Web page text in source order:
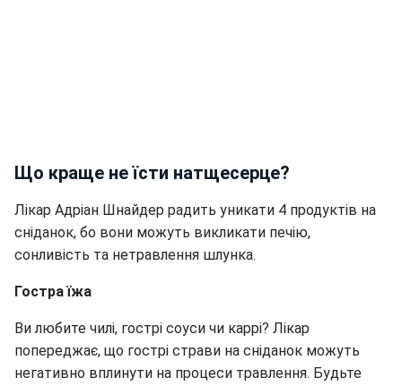
Що краще не їсти натщесерце?
Лікар Адріан Шнайдер радить уникати 4 продуктів на
сніданок, бо вони можуть викликати печію,
сонливість та нетравлення шлунка.
Гостра їжа
Ви любите чилі, гострі соуси чи каррі? Лікар
попереджає, що гострі страви на сніданок можуть
негативно вплинути на процеси травлення. Будьте